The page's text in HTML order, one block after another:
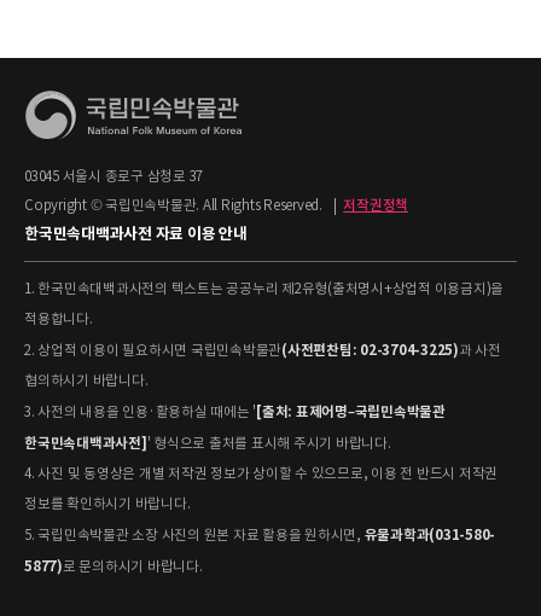
03045 서울시 종로구 삼청로 37
Copyright © 국립민속박물관. All Rights Reserved.
저작권정책
한국민속대백과사전 자료 이용 안내
1. 한국민속대백과사전의 텍스트는 공공누리 제2유형(출처명시+상업적 이용금지)을
적용합니다.
2. 상업적 이용이 필요하시면 국립민속박물관(사전편찬팀: 02-3704-3225)과 사전
협의하시기 바랍니다.
3. 사전의 내용을 인용·활용하실 때에는 ' [출처: 표제어명–국립민속박물관
한국민속대백과사전] ' 형식으로 출처를 표시해 주시기 바랍니다.
4. 사진 및 동영상은 개별 저작권 정보가 상이할 수 있으므로, 이용 전 반드시 저작권
정보를 확인하시기 바랍니다.
5. 국립민속박물관 소장 사진의 원본 자료 활용을 원하시면, 유물과학과(031-580-
5877) 로 문의하시기 바랍니다.